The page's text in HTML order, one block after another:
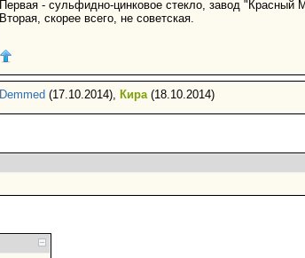
Первая - сульфидно-цинковое стекло, завод "Красный
Вторая, скорее всего, не советская.
Demmed (17.10.2014), Кира(18.10.2014)